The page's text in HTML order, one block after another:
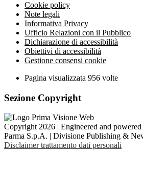
Cookie policy
Note legali
Informativa Privacy
Ufficio Relazioni con il Pubblico
Dichiarazione di accessibilità
Obiettivi di accessibilità
Gestione consensi cookie
Pagina visualizzata 956 volte
Sezione Copyright
Copyright 2026 | Engineered and
Parma S.p.A. | Divisione Publishing &
Disclaimer trattamento dati personali